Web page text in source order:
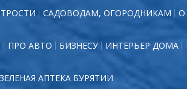
САДОВОДАМ, ОГОРОДНИКАМ О
ПРО АВТО БИЗНЕСУ ИНТЕРЬЕР ДОМА
ЗЕЛЕНАЯ АПТЕКА БУРЯТИИ